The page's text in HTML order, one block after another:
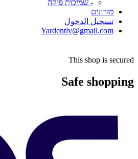
- שמיכות פיקה
מזרונים
تسجيل الدخول
Yardentlv@gmail.com
This shop is secured
Safe shopping